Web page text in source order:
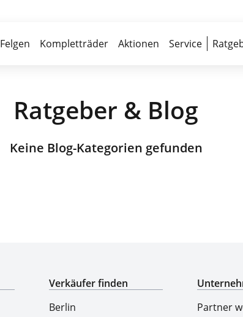
Felgen Kompletträder Aktionen Service
Ratgeber & Blog
Keine Blog-Kategorien gefunden
Verkäufer finden
Berlin
Partner